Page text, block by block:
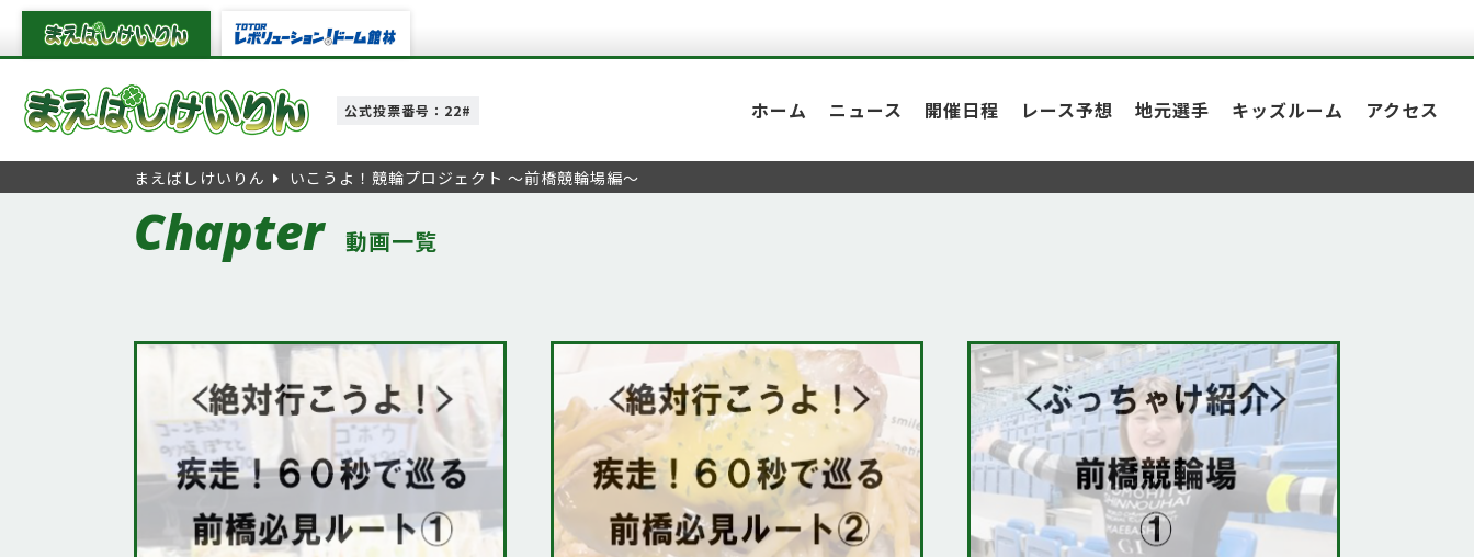
公式投票番号：22# ホーム ニュース 開催日程 レース予想 地元選手 キッズルーム アクセス
まえばしけいりん いこうよ！競輪プロジェクト ～前橋競輪場編～
Chapter 動画一覧